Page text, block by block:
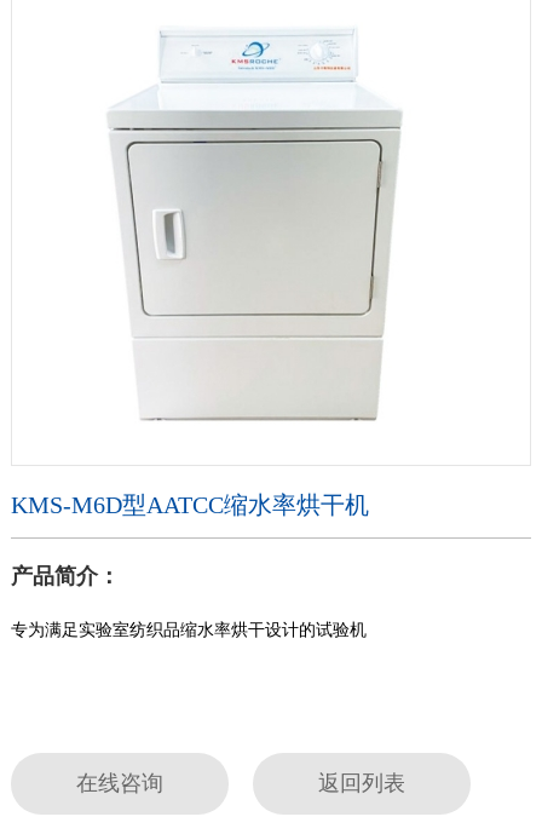
KMS-M6D型AATCC缩水率烘干机
产品简介：
专为满足实验室纺织品缩水率烘干设计的试验机
在线咨询 返回列表